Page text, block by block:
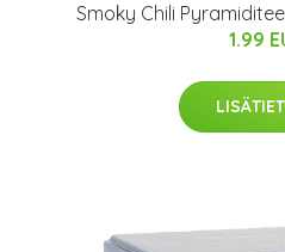
Smoky Chili
1.99